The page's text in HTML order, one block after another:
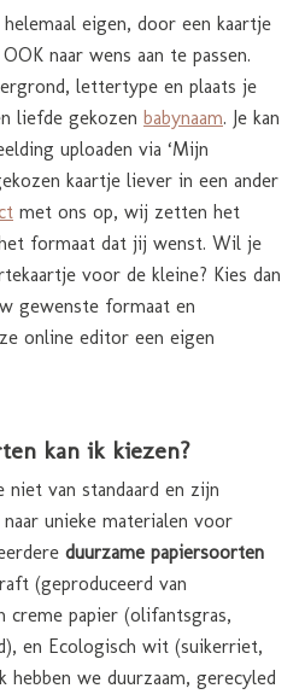
eigen, door een kaartje
naar wens aan te passen.
lettertype en plaats je
liefde gekozen babynaam. Je kan
uploaden via ‘Mijn
kaartje liever in een ander
met ons op, wij zetten het
formaat dat jij wenst. Wil je
voor de kleine? Kies dan
gewenste formaat en
online editor een eigen
kan ik kiezen?
van standaard en zijn
unieke materialen voor
duurzame papiersoorten
(geproduceerd van
creme papier (olifantsgras,
en Ecologisch wit (suikerriet,
hebben we duurzaam, gerecyled